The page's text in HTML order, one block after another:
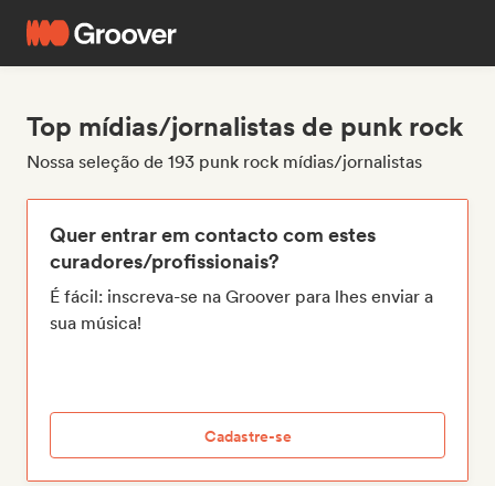
Top mídias/jornalistas de punk rock
Nossa seleção de 193 punk rock mídias/jornalistas
Quer entrar em contacto com estes
curadores/profissionais?
É fácil: inscreva-se na Groover para lhes enviar a
sua música!
Cadastre-se